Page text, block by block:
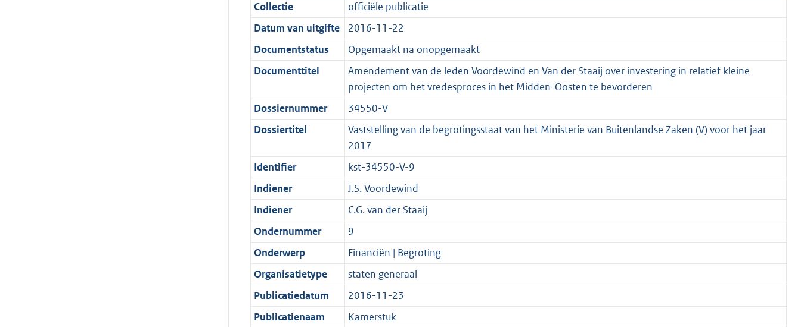
i
e
i
n
o
r
m
a
t
4
2
K
b
t
i
e
i
f
o
r
a
a
t
:
7
K
b
a
t
i
e
n
f
o
m
a
a
t
e
:
4
K
c
a
t
i
i
n
f
r
m
a
a
t
t
e
:
4
b
d
s
g
r
o
o
t
t
:
2
K
b
n
d
s
g
r
o
t
e
:
2
K
b
Collectie
officiële publicatie
Datum van uitgifte
2016-11-22
Documentstatus
Opgemaakt na onopgemaakt
Documenttitel
Amendement van de leden Voordewind en Van der Staaij over investering in relatief kleine
projecten om het vredesproces in het Midden-Oosten te bevorderen
Dossiernummer
34550-V
Dossiertitel
Vaststelling van de begrotingsstaat van het Ministerie van Buitenlandse Zaken (V) voor het jaar
2017
Identifier
kst-34550-V-9
Indiener
J.S. Voordewind
Indiener
C.G. van der Staaij
Ondernummer
9
Onderwerp
Financiën | Begroting
Organisatietype
staten generaal
Publicatiedatum
2016-11-23
Publicatienaam
Kamerstuk